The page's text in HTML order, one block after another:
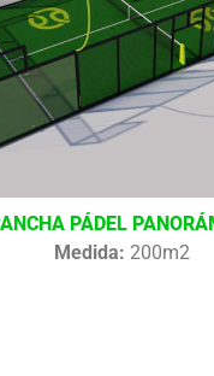
PÁDEL
Medida: 200m2